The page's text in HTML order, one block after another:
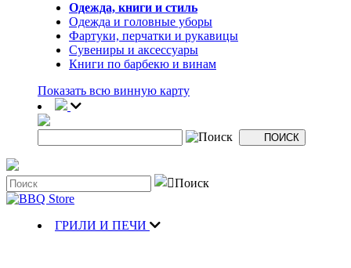
Одежда, книги и стиль
Одежда и головные уборы
Фартуки, перчатки и рукавицы
Сувениры и аксессуары
Книги по барбекю и винам
Показать всю винную карту
ГРИЛИ И ПЕЧИ